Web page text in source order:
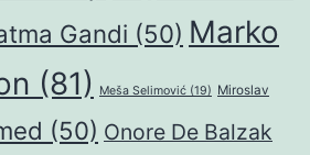
Gandi (50) Marko
(81) Meša Selimović (19) Miroslav
(50) Onore De Balzak